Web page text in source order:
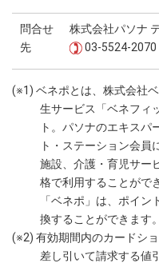
問合せ
先
株式会社パソナ
03-5524-2070
(※1) ベネポとは、株式会社
生サービス「ベネフィ
ト。パソナのエキスパ
ト・ステーション会員
施設、介護・育児サー
格で利用することがで
「ベネポ」は、ポイ
換することができます。
(※2) 有効期間内のカードシ
差し引いて請求する値